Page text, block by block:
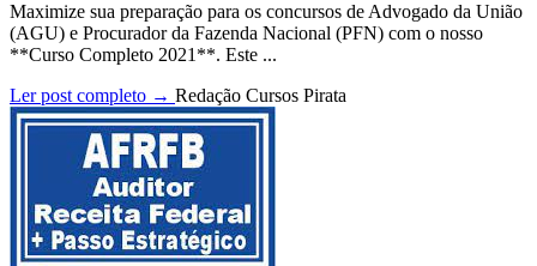
Maximize sua preparação para os concursos de Advogado da União
(AGU) e Procurador da Fazenda Nacional (PFN) com o nosso
**Curso Completo 2021**. Este ...
Ler post completo → Redação Cursos Pirata